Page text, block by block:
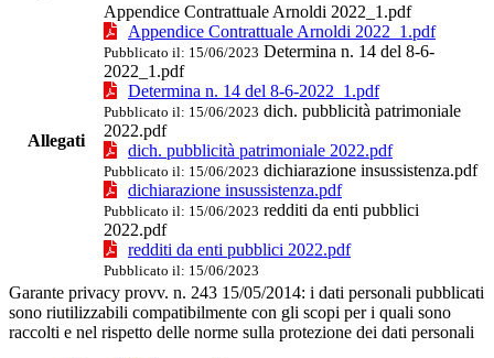
Allegati
Appendice Contrattuale Arnoldi 2022_1.pdf
Appendice Contrattuale Arnoldi 2022_1.pdf
Pubblicato il: 15/06/2023 Determina n. 14 del 8-6-
2022_1.pdf
Determina n. 14 del 8-6-2022_1.pdf
Pubblicato il: 15/06/2023 dich. pubblicità patrimoniale
2022.pdf
dich. pubblicità patrimoniale 2022.pdf
Pubblicato il: 15/06/2023 dichiarazione insussistenza.pdf
dichiarazione insussistenza.pdf
Pubblicato il: 15/06/2023 redditi da enti pubblici
2022.pdf
redditi da enti pubblici 2022.pdf
Pubblicato il: 15/06/2023
Garante privacy provv. n. 243 15/05/2014: i dati personali pubblicati
sono riutilizzabili compatibilmente con gli scopi per i quali sono
raccolti e nel rispetto delle norme sulla protezione dei dati personali